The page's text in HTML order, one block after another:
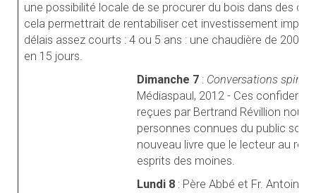
une possibilité locale de se procurer du bois dans des
cela permettrait de rentabiliser cet investissement
délais assez courts : 4 ou 5 ans : une chaudière de 200
en 15 jours.
Dimanche 7 : Conversations
Médiaspaul, 2012 - Ces
reçues par Bertrand Révillion
personnes connues du public
nouveau livre que le lecteur au
esprits des moines.
Lundi 8 : Père Abbé et Fr. Antoine